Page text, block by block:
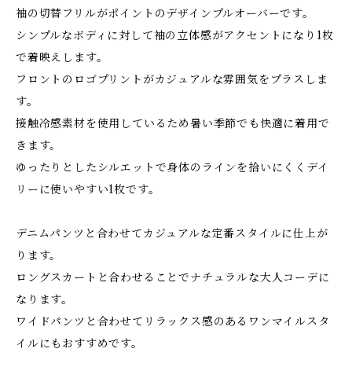
袖の切替フリルがポイントのデザインプルオーバーです。
シンプルなボディに対して袖の立体感がアクセントになり1枚
で着映えします。
フロントのロゴプリントがカジュアルな雰囲気をプラスしま
す。
接触冷感素材を使用しているため暑い季節でも快適に着用で
きます。
ゆったりとしたシルエットで身体のラインを拾いにくくデイ
リーに使いやすい1枚です。
デニムパンツと合わせてカジュアルな定番スタイルに仕上が
ります。
ロングスカートと合わせることでナチュラルな大人コーデに
なります。
ワイドパンツと合わせてリラックス感のあるワンマイルスタ
イルにもおすすめです。